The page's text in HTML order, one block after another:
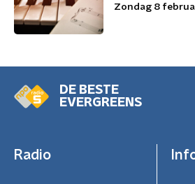
Zondag 8
DE BESTE
EVERGREENS
Radio